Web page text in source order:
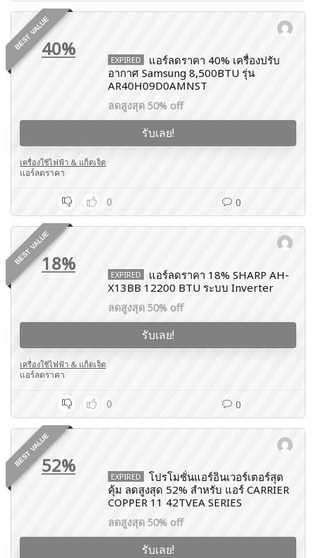
BEST VALUE40% EXPIRED
แอร์ลดราคา 40% เครื่องปรับ
อากาศ Samsung 8,500BTU รุ่น
AR40H09D0AMNST
ลดสูงสุด 50% off
รับเลย!
เครื่องใช้ไฟฟ้า & แก็ดเจ็ต
แอร์ลดราคา
0 0
BEST VALUE18% EXPIRED
แอร์ลดราคา 18% SHARP AH-
X13BB 12200 BTU ระบบ Inverter
ลดสูงสุด 50% off
รับเลย!
เครื่องใช้ไฟฟ้า & แก็ดเจ็ต
แอร์ลดราคา
0 0
BEST VALUE52% EXPIRED
โปรโมชั่นแอร์อินเวอร์เตอร์สุด
คุ้ม ลดสูงสุด 52% สำหรับ แอร์ CARRIER
COPPER 11 42TVEA SERIES
ลดสูงสุด 50% off
รับเลย!